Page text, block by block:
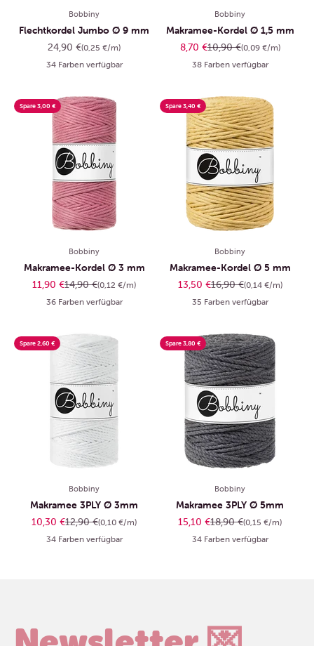
Bobbiny
Flechtkordel Jumbo Ø 9 mm
Angebot
24,90 €(0,25 €/m)
34 Farben verfügbar
Bobbiny
Makramee-Kordel Ø 1,5 mm
Angebot
8,70 €Regulärer Preis
10,90 €(0,09 €/m)
38 Farben verfügbar
Spare 3,00 €
Bobbiny
Makramee-Kordel Ø 3 mm
Angebot
11,90 €Regulärer Preis
14,90 €(0,12 €/m)
36 Farben verfügbar
Spare 3,40 €
Bobbiny
Makramee-Kordel Ø 5 mm
Angebot
13,50 €Regulärer Preis
16,90 €(0,14 €/m)
35 Farben verfügbar
Spare 2,60 €
Bobbiny
Makramee 3PLY Ø 3mm
Angebot
10,30 €Regulärer Preis
12,90 €(0,10 €/m)
34 Farben verfügbar
Spare 3,80 €
Bobbiny
Makramee 3PLY Ø 5mm
Angebot
15,10 €Regulärer Preis
18,90 €(0,15 €/m)
34 Farben verfügbar